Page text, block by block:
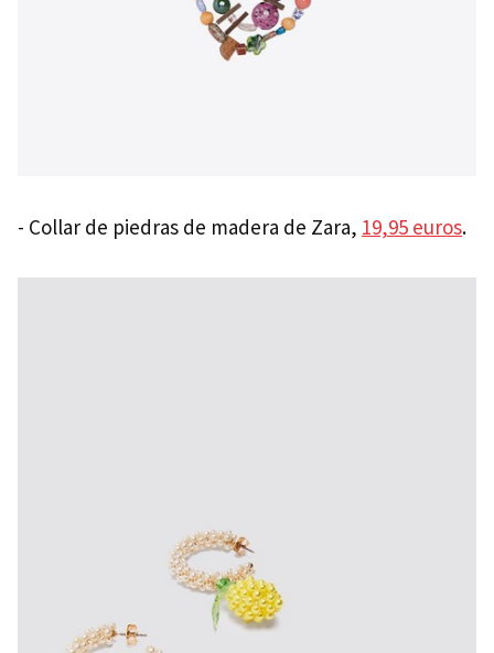
- Collar de piedras de madera de Zara, 19,95 euros.